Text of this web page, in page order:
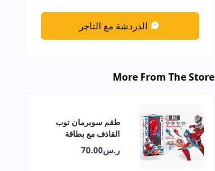
الدردشة مع التاجر
More From The Store
طقم سوبرمان توب
القاذف مع بطاقة
عشوائية
ر.س70.00